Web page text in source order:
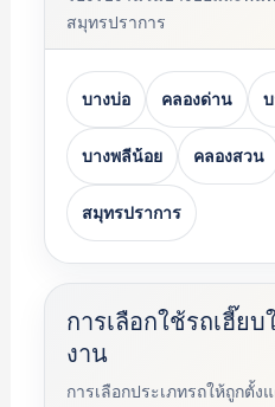
สมุทรปราการ
บางบ่อ คลองด่าน
บางพลีน้อย คลองสวน
สมุทรปราการ
การเลือกใช้รถเฮี๊ย
งาน
การเลือกประเภทรถให้ถูกตั้